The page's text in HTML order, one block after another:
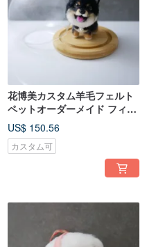
花博美カスタム羊毛フェルト
ペットオーダーメイド フィギ
ュア
US$ 150.56
カスタム可